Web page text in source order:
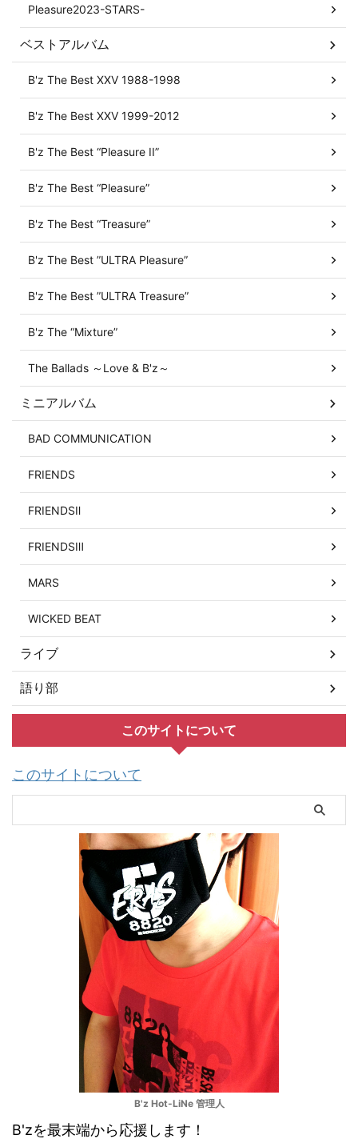
Pleasure2023-STARS-
ベストアルバム
B'z The Best XXV 1988-1998
B'z The Best XXV 1999-2012
B'z The Best “Pleasure II”
B'z The Best “Pleasure”
B'z The Best “Treasure”
B'z The Best ”ULTRA Pleasure”
B'z The Best ”ULTRA Treasure”
B'z The “Mixture”
The Ballads ～Love & B'z～
ミニアルバム
BAD COMMUNICATION
FRIENDS
FRIENDSⅡ
FRIENDSⅢ
MARS
WICKED BEAT
ライブ
語り部
このサイトについて
このサイトについて
B'z Hot-LiNe 管理人
B'zを最末端から応援します！